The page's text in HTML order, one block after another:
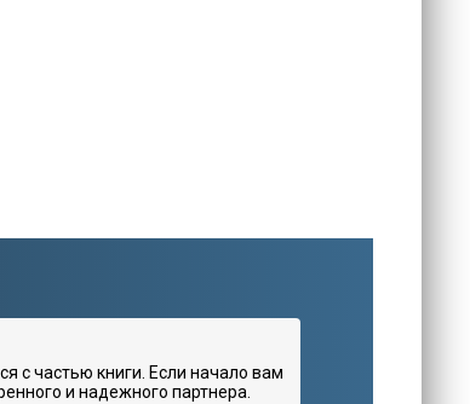
с частью книги. Если начало вам
и надежного партнера.